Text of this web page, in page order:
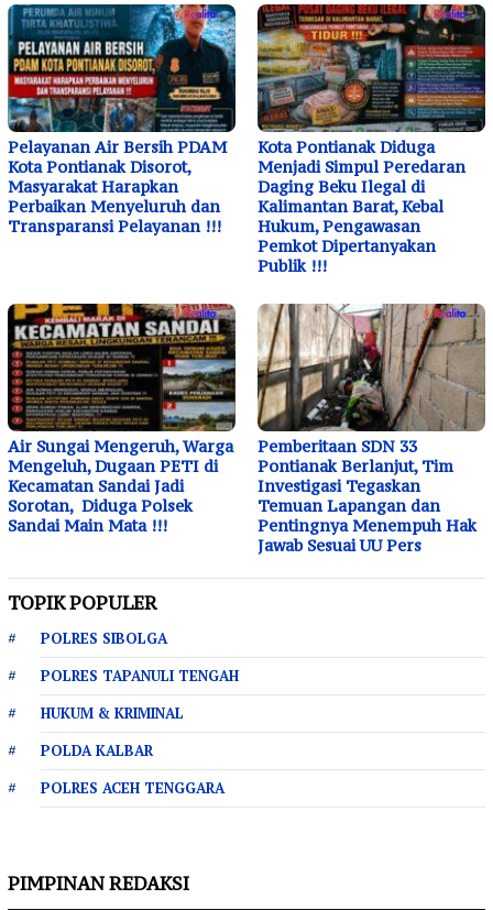
Pelayanan Air Bersih PDAM
Kota Pontianak Disorot,
Masyarakat Harapkan
Perbaikan Menyeluruh dan
Transparansi Pelayanan !!!
Kota Pontianak Diduga
Menjadi Simpul Peredaran
Daging Beku Ilegal di
Kalimantan Barat, Kebal
Hukum, Pengawasan
Pemkot Dipertanyakan
Publik !!!
Air Sungai Mengeruh, Warga
Mengeluh, Dugaan PETI di
Kecamatan Sandai Jadi
Sorotan, Diduga Polsek
Sandai Main Mata !!!
Pemberitaan SDN 33
Pontianak Berlanjut, Tim
Investigasi Tegaskan
Temuan Lapangan dan
Pentingnya Menempuh Hak
Jawab Sesuai UU Pers
TOPIK POPULER
POLRES SIBOLGA
POLRES TAPANULI TENGAH
HUKUM & KRIMINAL
POLDA KALBAR
POLRES ACEH TENGGARA
PIMPINAN REDAKSI